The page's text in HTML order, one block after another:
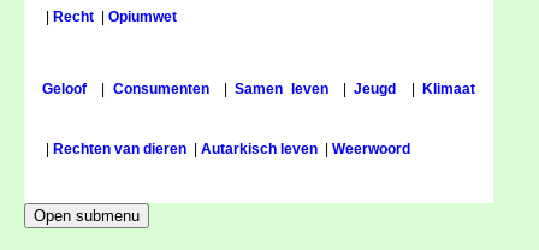
Recht Opiumwet
Geloof Consumenten|Samen leven|Jeugd Klimaat
Rechten van dieren Autarkisch leven Weerwoord